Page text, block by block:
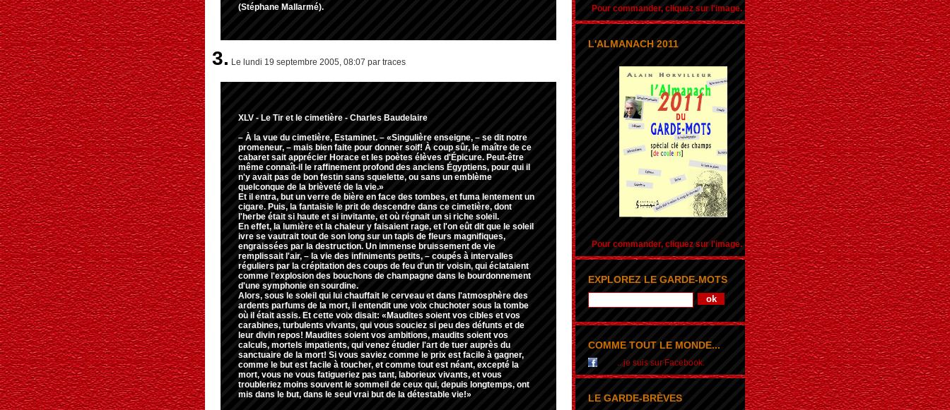
(Stéphane Mallarmé).
3. Le lundi 19 septembre 2005, 08:07 par traces
XLV - Le Tir et le cimetière - Charles Baudelaire
– À la vue du cimetière, Estaminet. – «Singulière enseigne, – se dit notre
promeneur, – mais bien faite pour donner soif! À coup sûr, le maître de ce
cabaret sait apprécier Horace et les poètes élèves d'Épicure. Peut-être
même connaît-il le raffinement profond des anciens Égyptiens, pour qui il
n'y avait pas de bon festin sans squelette, ou sans un emblème
quelconque de la brièveté de la vie.»
Et il entra, but un verre de bière en face des tombes, et fuma lentement un
cigare. Puis, la fantaisie le prit de descendre dans ce cimetière, dont
l'herbe était si haute et si invitante, et où régnait un si riche soleil.
En effet, la lumière et la chaleur y faisaient rage, et l'on eût dit que le soleil
ivre se vautrait tout de son long sur un tapis de fleurs magnifiques,
engraissées par la destruction. Un immense bruissement de vie
remplissait l'air, – la vie des infiniments petits, – coupés à intervalles
réguliers par la crépitation des coups de feu d'un tir voisin, qui éclataient
comme l'explosion des bouchons de champagne dans le bourdonnement
d'une symphonie en sourdine.
Alors, sous le soleil qui lui chauffait le cerveau et dans l'atmosphère des
ardents parfums de la mort, il entendit une voix chuchoter sous la tombe
où il était assis. Et cette voix disait: «Maudites soient vos cibles et vos
carabines, turbulents vivants, qui vous souciez si peu des défunts et de
leur divin repos! Maudites soient vos ambitions, maudits soient vos
calculs, mortels impatients, qui venez étudier l'art de tuer auprès du
sanctuaire de la mort! Si vous saviez comme le prix est facile à gagner,
comme le but est facile à toucher, et comme tout est néant, excepté la
mort, vous ne vous fatigueriez pas tant, laborieux vivants, et vous
troubleriez moins souvent le sommeil de ceux qui, depuis longtemps, ont
mis dans le but, dans le seul vrai but de la détestable vie!»
Pour commander, cliquez sur l'image.
L'ALMANACH 2011
Pour commander, cliquez sur l'image.
EXPLOREZ LE GARDE-MOTS
COMME TOUT LE MONDE...
...je suis sur Facebook.
LE GARDE-BRÈVES